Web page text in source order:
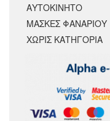
ΑΥΤΟΚΙΝΗΤΟ
ΜΑΣΚΕΣ ΦΑΝΑΡΙΟΥ
ΧΩΡΊΣ ΚΑΤΗΓΟΡΊΑ